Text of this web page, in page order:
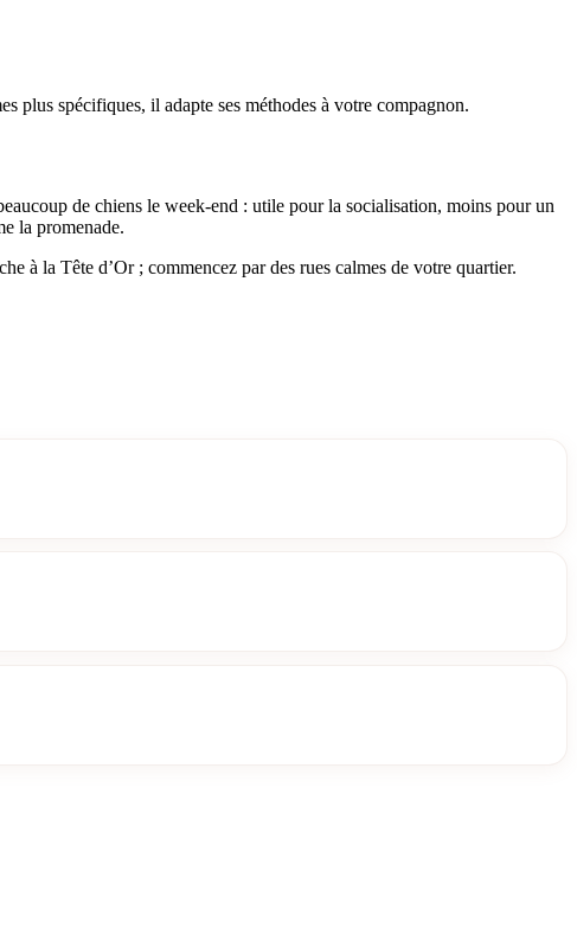
plus spécifiques, il adapte ses méthodes à votre compagnon.
de chiens le week-end : utile pour la socialisation, moins pour un
la promenade.
à la Tête d’Or ; commencez par des rues calmes de votre quartier.